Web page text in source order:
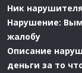
Ник
Нарушение:
жалобу
Описание
деньги за то